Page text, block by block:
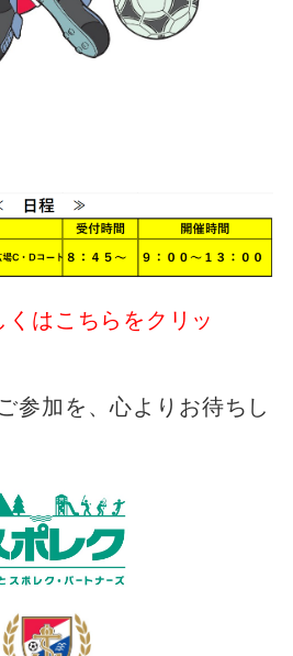
くはこちらをクリッ
参加を、心よりお待ちし